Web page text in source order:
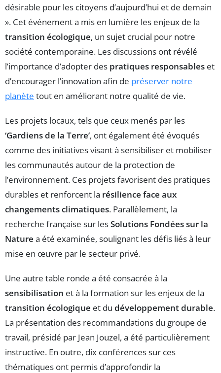
désirable pour les citoyens d’aujourd’hui et de demain
». Cet événement a mis en lumière les enjeux de la
transition écologique, un sujet crucial pour notre
société contemporaine. Les discussions ont révélé
l’importance d’adopter des pratiques responsables et
d’encourager l’innovation afin de préserver notre
planète tout en améliorant notre qualité de vie.
Les projets locaux, tels que ceux menés par les
‘Gardiens de la Terre’, ont également été évoqués
comme des initiatives visant à sensibiliser et mobiliser
les communautés autour de la protection de
l’environnement. Ces projets favorisent des pratiques
durables et renforcent la résilience face aux
changements climatiques. Parallèlement, la
recherche française sur lesSolutions Fondées sur la
Nature a été examinée, soulignant les défis liés à leur
mise en œuvre par le secteur privé.
Une autre table ronde a été consacrée à la
sensibilisation et à la formation sur les enjeux de la
transition écologique et du développement durable.
La présentation des recommandations du groupe de
travail, présidé par Jean Jouzel, a été particulièrement
instructive. En outre, dix conférences sur ces
thématiques ont permis d’approfondir la